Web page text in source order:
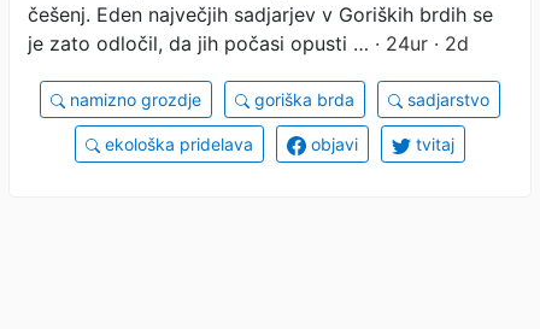
češenj. Eden največjih sadjarjev v Goriških brdih se
je zato odločil, da jih počasi opusti … · 24ur · 2d
namizno grozdje goriška brda sadjarstvo
ekološka pridelava objavi tvitaj